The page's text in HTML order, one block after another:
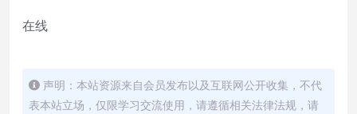
在线
声明：本站资源来自会员发布以及互联网公开收集，不代
表本站立场，仅限学习交流使用，请遵循相关法律法规，请